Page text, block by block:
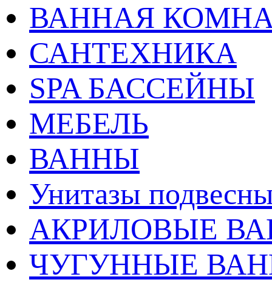
ВАННАЯ
САНТЕХНИКА
SPA БАССЕЙНЫ
МЕБЕЛЬ
ВАННЫ
Унитазы
АКРИЛОВЫЕ
ЧУГУННЫЕ